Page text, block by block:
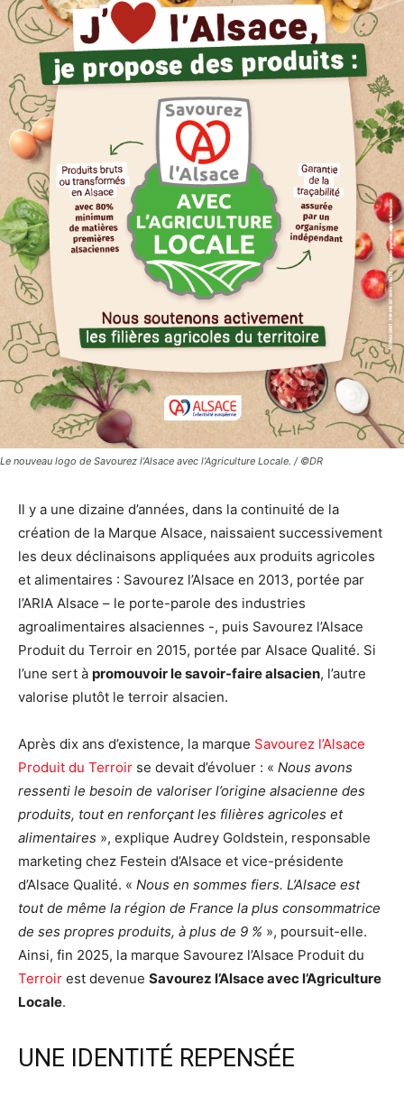
Le nouveau logo de Savourez l’Alsace avec l’Agriculture Locale. / ©DR
Il y a une dizaine d’années, dans la continuité de la
création de la Marque Alsace, naissaient successivement
les deux déclinaisons appliquées aux produits agricoles
et alimentaires : Savourez l’Alsace en 2013, portée par
l’ARIA Alsace – le porte-parole des industries
agroalimentaires alsaciennes -, puis Savourez l’Alsace
Produit du Terroir en 2015, portée par Alsace Qualité. Si
l’une sert à promouvoir le savoir-faire alsacien, l’autre
valorise plutôt le terroir alsacien.
Après dix ans d’existence, la marque Savourez l’Alsace
Produit du Terroir se devait d’évoluer : « Nous avons
ressenti le besoin de valoriser l’origine alsacienne des
produits, tout en renforçant les filières agricoles et
alimentaires », explique Audrey Goldstein, responsable
marketing chez Festein d’Alsace et vice-présidente
d’Alsace Qualité. « Nous en sommes fiers. L’Alsace est
tout de même la région de France la plus consommatrice
de ses propres produits, à plus de 9 % », poursuit-elle.
Ainsi, fin 2025, la marque Savourez l’Alsace Produit du
Terroir est devenue Savourez l’Alsace avec l’Agriculture
Locale.
UNE IDENTITÉ REPENSÉE